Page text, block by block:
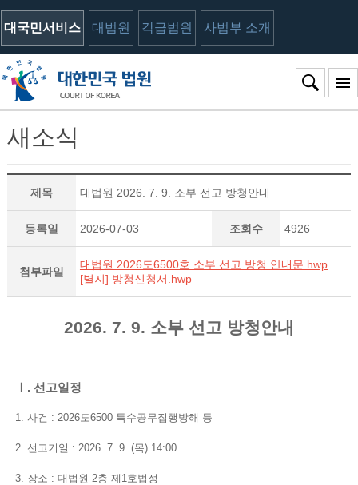
대국민서비스 대법원 각급법원 사법부 소개
새소식
제목 대법원 2026. 7. 9. 소부 선고 방청안내
등록일 2026-07-03 조회수 4926
첨부파일
대법원 2026도6500호 소부 선고 방청 안내문.hwp
[별지] 방청신청서.hwp
2026. 7. 9. 소부 선고 방청안내
Ⅰ. 선고일정
1. 사건 : 2026도6500 특수공무집행방해 등
2. 선고기일 : 2026. 7. 9. (목) 14:00
3. 장소 : 대법원 2층 제1호법정